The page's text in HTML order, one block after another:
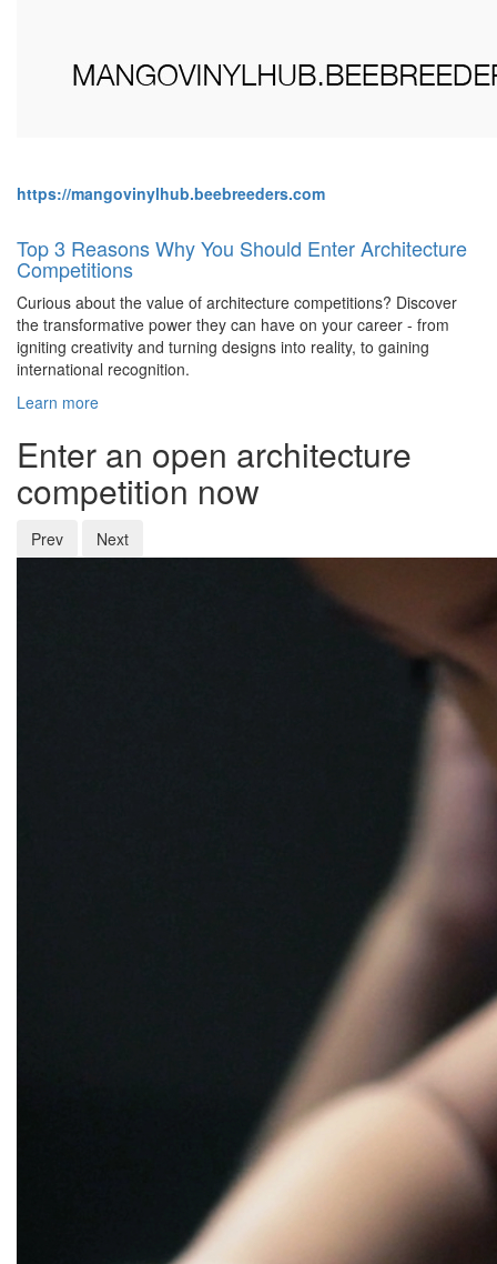
https://mangovinylhub.beebreeders.com
Top 3 Reasons Why You Should Enter Architecture
Competitions
Curious about the value of architecture competitions? Discover
the transformative power they can have on your career - from
igniting creativity and turning designs into reality, to gaining
international recognition.
Learn more
Enter an open architecture
competition now
Prev Next